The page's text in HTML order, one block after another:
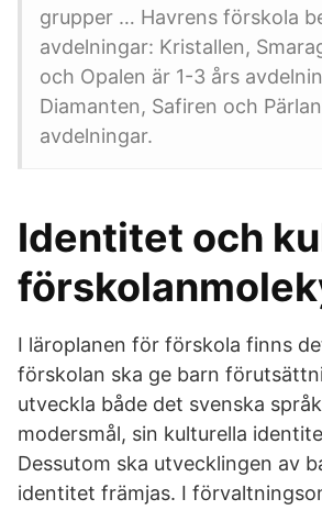
grupper … Havrens förskola
avdelningar: Kristallen,
och Opalen är 1-3 års
Diamanten, Safiren och
avdelningar.
Identitet och
I läroplanen för förskola finns
förskolan ska ge barn
utveckla både det svenska
modersmål, sin kulturella
Dessutom ska utvecklingen av
identitet främjas. I